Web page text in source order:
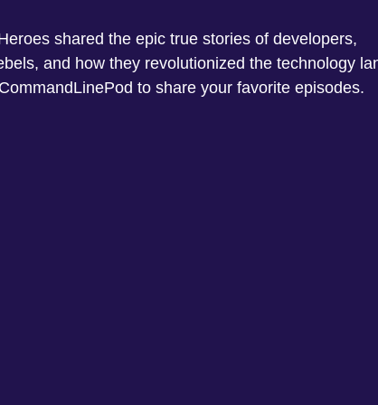
shared the epic true stories of developers,
and how they revolutionized the technology
to share your favorite episodes.